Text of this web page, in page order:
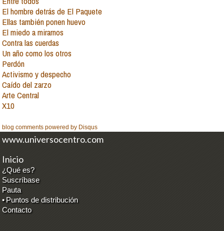
El hombre detrás de El Paquete
Ellas también ponen huevo
El miedo a mirarnos
Contra las cuerdas
Un año como los otros
Perdón
Activismo y despecho
Caído del zarzo
Arte Central
X10
blog comments powered by Disqus
www.universocentro.com
Inicio
¿Qué es?
Suscríbase
Pauta
• Puntos de distribución
Contacto